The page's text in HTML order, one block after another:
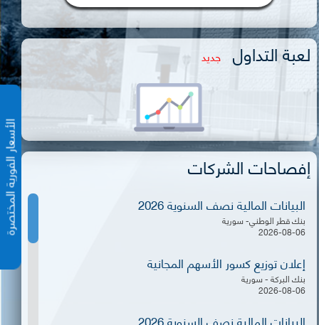
الأسعار
لعبة التداول جديد
إفصاحات الشركات
البيانات المالية نصف السنوية 2026
بنك قطر الوطني- سورية
2026-08-06
إعلان توزيع كسور الأسهم المجانية
بنك البركة - سورية
2026-08-06